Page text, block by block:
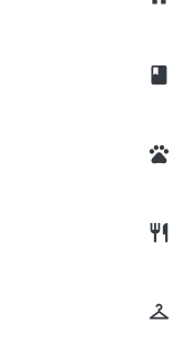
class
pets
restaurant
checkroom